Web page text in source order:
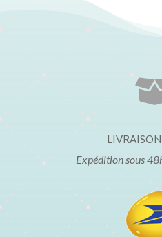
Expédition sous